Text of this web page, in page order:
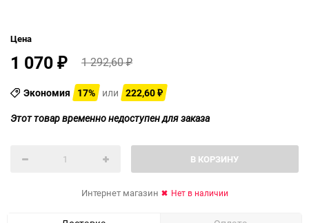
Цена
1 070 ₽ 1 292,60₽
Экономия 17% или 222,60 ₽
Этот товар временно недоступен для заказа
В КОРЗИНУ
Интернет магазин Нет в наличии